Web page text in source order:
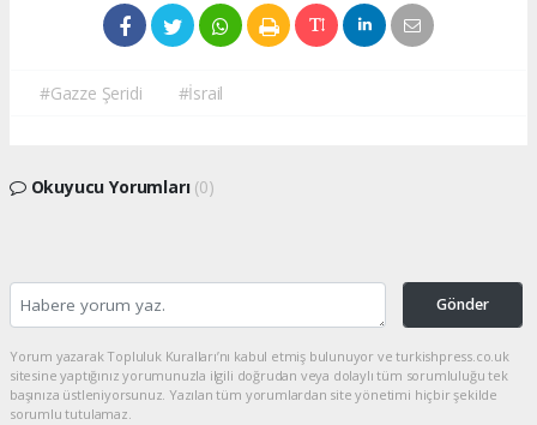
#Gazze Şeridi #İsrail
Okuyucu Yorumları (0)
Gönder
Yorum yazarak Topluluk Kuralları’nı kabul etmiş bulunuyor ve turkishpress.co.uk
sitesine yaptığınız yorumunuzla ilgili doğrudan veya dolaylı tüm sorumluluğu tek
başınıza üstleniyorsunuz. Yazılan tüm yorumlardan site yönetimi hiçbir şekilde
sorumlu tutulamaz.